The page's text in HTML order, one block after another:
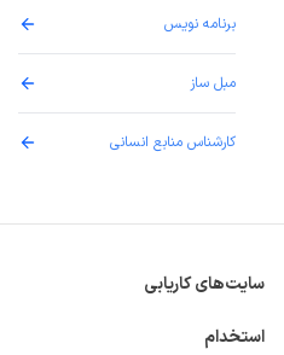
برنامه نویس
مبل ساز
کارشناس منابع انسانی
سایت‌های کاریابی
استخدام